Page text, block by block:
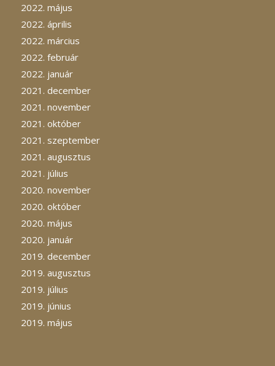
2022. május
2022. április
2022. március
2022. február
2022. január
2021. december
2021. november
2021. október
2021. szeptember
2021. augusztus
2021. július
2020. november
2020. október
2020. május
2020. január
2019. december
2019. augusztus
2019. július
2019. június
2019. május